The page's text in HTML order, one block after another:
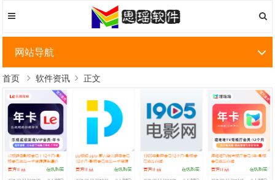
网站导航
首页 软件资讯 正文